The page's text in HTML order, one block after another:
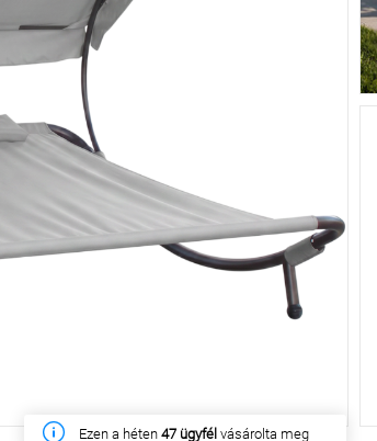
Ezen a héten 47 ügyfél vásárolta meg